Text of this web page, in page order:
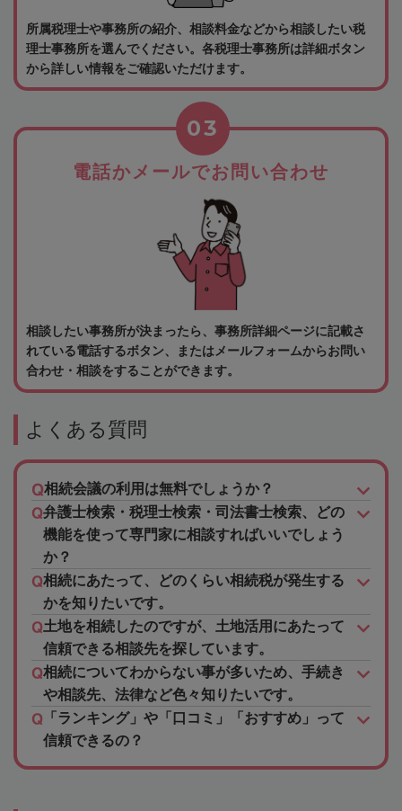
所属税理士や事務所の紹介、相談料金などから相談したい税
理士事務所を選んでください。各税理士事務所は詳細ボタン
から詳しい情報をご確認いただけます。
電話かメールでお問い合わせ
03
相談したい事務所が決まったら、事務所詳細ページに記載さ
れている電話するボタン、またはメールフォームからお問い
合わせ・相談をすることができます。
よくある質問
相続会議の利用は無料でしょうか？
弁護士検索・税理士検索・司法書士検索、どの
機能を使って専門家に相談すればいいでしょう
か？
相続にあたって、どのくらい相続税が発生する
かを知りたいです。
土地を相続したのですが、土地活用にあたって
信頼できる相談先を探しています。
相続についてわからない事が多いため、手続き
や相談先、法律など色々知りたいです。
「ランキング」や「口コミ」「おすすめ」って
信頼できるの？